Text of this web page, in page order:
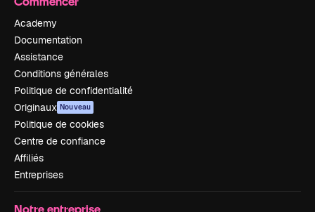
Academy
Documentation
Assistance
Conditions générales
Politique de confidentialité
Originaux Nouveau
Politique de cookies
Centre de confiance
Affiliés
Entreprises
Notre entreprise